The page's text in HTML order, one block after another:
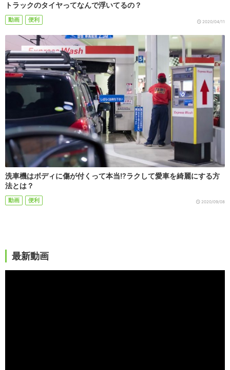
トラックのタイヤってなんで浮いてるの？
動画 便利 2020/04/11
洗車機はボディに傷が付くって本当!?ラクして愛車を綺麗にする方
法とは？
動画 便利 2020/09/08
最新動画